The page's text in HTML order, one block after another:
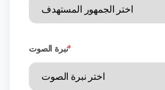
نبرة الصوت*